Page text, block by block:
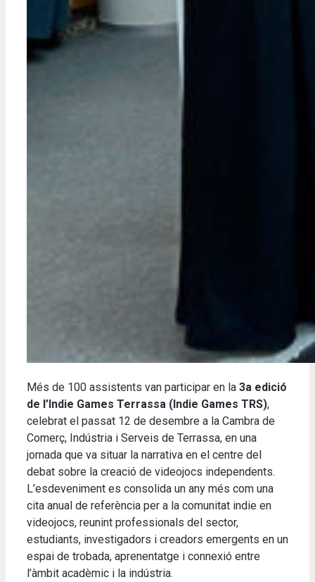
Més de 100 assistents van participar en la 3a edició
de l’Indie Games Terrassa (Indie Games TRS),
celebrat el passat 12 de desembre a la Cambra de
Comerç, Indústria i Serveis de Terrassa, en una
jornada que va situar la narrativa en el centre del
debat sobre la creació de videojocs independents.
L’esdeveniment es consolida un any més com una
cita anual de referència per a la comunitat indie en
videojocs, reunint professionals del sector,
estudiants, investigadors i creadors emergents en un
espai de trobada, aprenentatge i connexió entre
l’àmbit acadèmic i la indústria.